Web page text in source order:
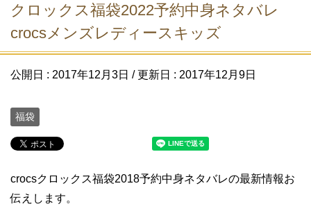
クロックス福袋2022予約中身ネタバレ
crocsメンズレディースキッズ
公開日 : 2017年12月3日 / 更新日 : 2017年12月9日
福袋
crocsクロックス福袋2018予約中身ネタバレの最新情報お
伝えします。